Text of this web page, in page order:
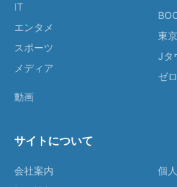
IT
エンタメ
スポーツ
メディア
動画
東
Jタ
ゼ
サイトについて
会社案内
個